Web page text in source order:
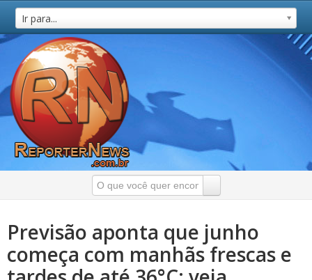
Ir para...
Previsão aponta que junho
começa com manhãs frescas e